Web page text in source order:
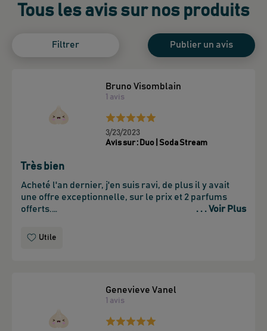
Tous les avis sur nos produits
Filtrer Publier un avis
Bruno Visomblain
1 avis
3/23/2023
Avis sur : Duo | Soda Stream
Très bien
Acheté l'an dernier, j'en suis ravi, de plus il y avait
une offre exceptionnelle, sur le prix et 2 parfums
offerts.
. . . Voir Plus
Utile
Genevieve Vanel
1 avis